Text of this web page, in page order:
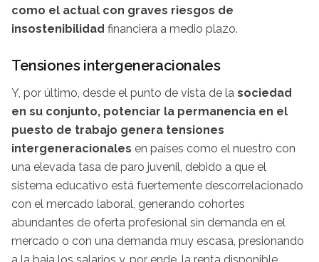
como el actual con graves riesgos de
insostenibilidad financiera a medio plazo.
Tensiones intergeneracionales
Y, por último, desde el punto de vista de la sociedad
en su conjunto, potenciar la permanencia en el
puesto de trabajo genera tensiones
intergeneracionales en países como el nuestro con
una elevada tasa de paro juvenil, debido a que el
sistema educativo está fuertemente descorrelacionado
con el mercado laboral, generando cohortes
abundantes de oferta profesional sin demanda en el
mercado o con una demanda muy escasa, presionando